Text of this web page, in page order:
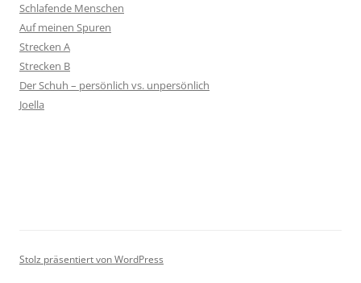
Schlafende Menschen
Auf meinen Spuren
Strecken A
Strecken B
Der Schuh – persönlich vs. unpersönlich
Joella
Stolz präsentiert von WordPress